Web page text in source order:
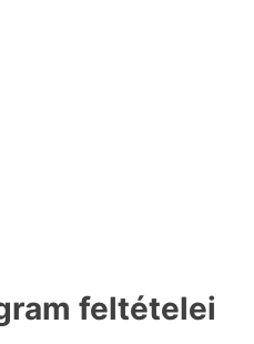
feltételei